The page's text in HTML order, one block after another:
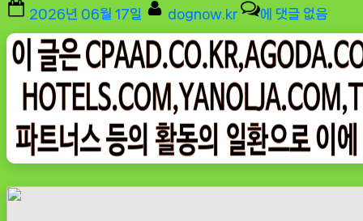
Posted
on
2026년 06월 17일 By
dognow.kr
펫
생
각
칼
로
리
강
아
에 댓글 없음